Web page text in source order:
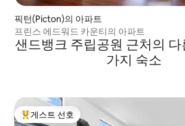
픽턴(Picton)의 아파트
프린스 에드워드 카운티의 아파트
샌드뱅크 주립공원 근처의
가지 숙소
상위 게스트 선호
게스트 선호